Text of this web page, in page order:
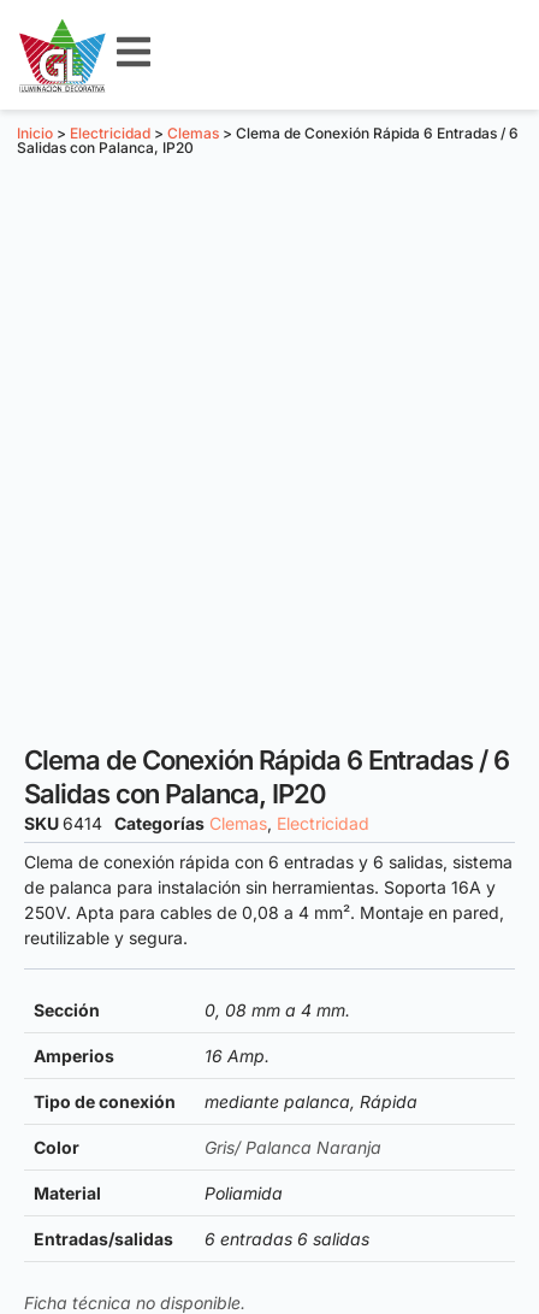
Inicio > Electricidad > Clemas > Clema de Conexión Rápida 6 Entradas / 6
Salidas con Palanca, IP20
Clema de Conexión Rápida 6 Entradas / 6
Salidas con Palanca, IP20
SKU6414 Categorías Clemas, Electricidad
Clema de conexión rápida con 6 entradas y 6 salidas, sistema
de palanca para instalación sin herramientas. Soporta 16A y
250V. Apta para cables de 0,08 a 4 mm². Montaje en pared,
reutilizable y segura.
Sección 0, 08 mm a 4 mm.
Amperios 16 Amp.
Tipo de conexión mediante palanca, Rápida
Color Gris/ Palanca Naranja
Material Poliamida
Entradas/salidas 6 entradas 6 salidas
Ficha técnica no disponible.